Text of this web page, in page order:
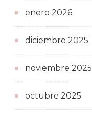
enero 2026
diciembre 2025
noviembre 2025
octubre 2025